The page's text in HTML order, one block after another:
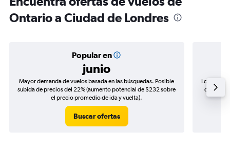
Ontario a Ciudad de Londres
Popular en
junio
Mayor demanda de vuelos basada en las búsquedas. Posible
subida de precios del 22% (aumento potencial de $232 sobre
el precio promedio de ida y vuelta).
Buscar ofertas
Los
de